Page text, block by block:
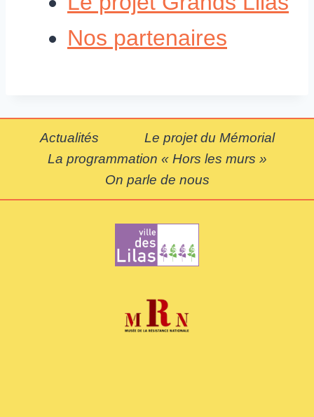
Nos partenaires
Actualités
Le projet du Mémorial
La programmation « Hors les murs »
On parle de nous